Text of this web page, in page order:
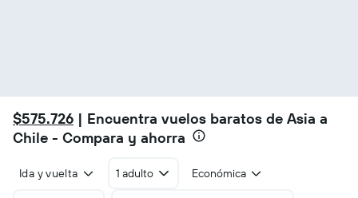
$575.726 | Encuentra vuelos baratos de Asia a
Chile - Compara y ahorra
Ida y vuelta 1 adulto Económica